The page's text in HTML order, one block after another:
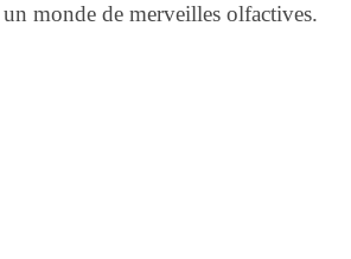
monde de merveilles olfactives.